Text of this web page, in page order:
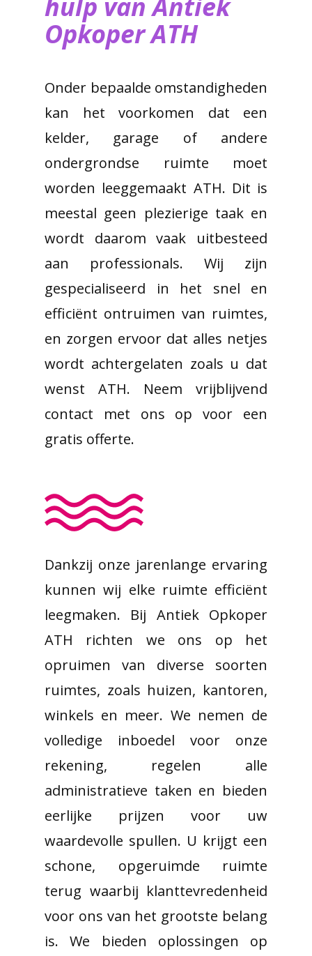
Opkoper ATH
Onder bepaalde omstandigheden
kan het voorkomen dat een
kelder, garage of andere
ondergrondse ruimte moet
worden leeggemaakt ATH. Dit is
meestal geen plezierige taak en
wordt daarom vaak uitbesteed
aan professionals. Wij zijn
gespecialiseerd in het snel en
efficiënt ontruimen van ruimtes,
en zorgen ervoor dat alles netjes
wordt achtergelaten zoals u dat
wenst ATH. Neem vrijblijvend
contact met ons op voor een
gratis offerte.
Dankzij onze jarenlange ervaring
kunnen wij elke ruimte efficiënt
leegmaken. Bij Antiek Opkoper
ATH richten we ons op het
opruimen van diverse soorten
ruimtes, zoals huizen, kantoren,
winkels en meer. We nemen de
volledige inboedel voor onze
rekening, regelen alle
administratieve taken en bieden
eerlijke prijzen voor uw
waardevolle spullen. U krijgt een
schone, opgeruimde ruimte
terug waarbij klanttevredenheid
voor ons van het grootste belang
is. We bieden oplossingen op